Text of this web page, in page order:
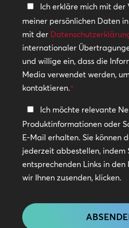
Datenschutzerklärung
*
Ich erkläre mich mit der
meiner persönlichen Daten
mit der
internationaler
und willige ein, dass die
Media verwendet werden,
kontaktieren.*
In
Kontakt
bleiben
Ich möchte relevante
Produktinformationen oder
E-Mail erhalten. Sie können
jederzeit abbestellen, indem
entsprechenden Links in den
wir Ihnen zusenden, klicken.